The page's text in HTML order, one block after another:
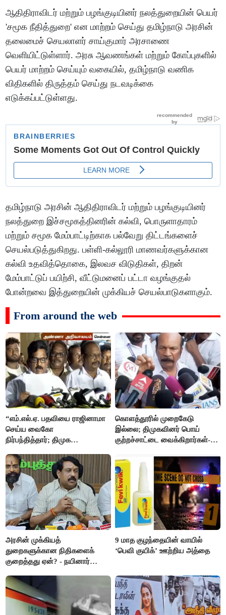
ஆதிதிராவிடர் மற்றும் பழங்குடியினர் நலத்துறையின் பெயர்
'சமூக நீதித்துறை' என மாற்றம் செய்து தமிழ்நாடு அரசின்
தலைமைச் செயலாளர் சாய்குமார் அரசாணை
வெளியிட்டுள்ளார். அரசு ஆவணங்கள் மற்றும் கோப்புகளில்
பெயர் மாற்றம் செய்யும் வகையில், தமிழ்நாடு வணிக
விதிகளில் திருத்தம் செய்து நடவடிக்கை
எடுக்கப்பட்டுள்ளது.
தமிழ்நாடு அரசின் ஆதிதிராவிடர் மற்றும் பழங்குடியினர்
நலத்துறை இச்சமூகத்தினரின் கல்வி, பொருளாதாரம்
மற்றும் சமூக மேம்பாட்டிற்காக பல்வேறு திட்டங்களைச்
செயல்படுத்துகிறது. பள்ளி-கல்லூரி மாணவர்களுக்கான
கல்வி உதவித்தொகை, இலவச விடுதிகள், திறன்
மேம்பாட்டுப் பயிற்சி, வீட்டுமனைப் பட்டா வழங்குதல்
போன்றவை இத்துறையின் முக்கியச் செயல்பாடுகளாகும்.
From around the web
“எம்.எல்.ஏ. பதவியை ராஜினாமா
செய்ய வைகோ
நிர்பந்தித்தார்; திமுக
தொடர்கிறோம்”- மதிமுக
எம்.எல்.ஏக்கள் பரபரப்பு பேட்டி
கொளத்தூரில் முறைகேடு
இல்லை; திமுகவினர் பொய்
குற்றச்சாட்டை வைக்கிறார்கள்-
அரசின் முக்கியத்
துறைகளுக்கான நிதிகளைக்
குறைத்தது ஏன்? - நயினார்
9 மாத குழந்தையின் வாயில்
‘பெவி குயிக்’ ஊற்றிய அத்தை